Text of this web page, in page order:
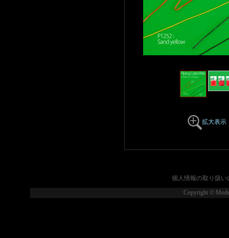
拡大表示
個人情報の取り扱い
Copyright ©